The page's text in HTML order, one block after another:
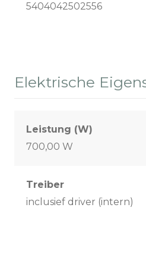
5404042502556
Elektrische
Leistung (W)
700,00 W
Treiber
inclusief driver (intern)